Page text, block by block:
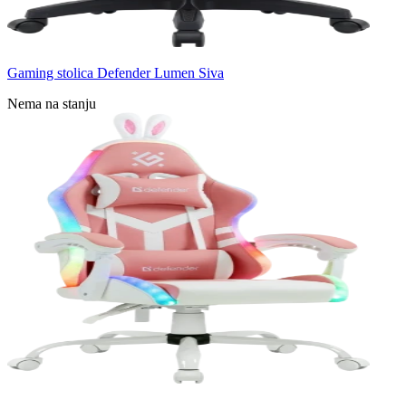
Gaming stolica Defender Lumen Siva
Nema na stanju